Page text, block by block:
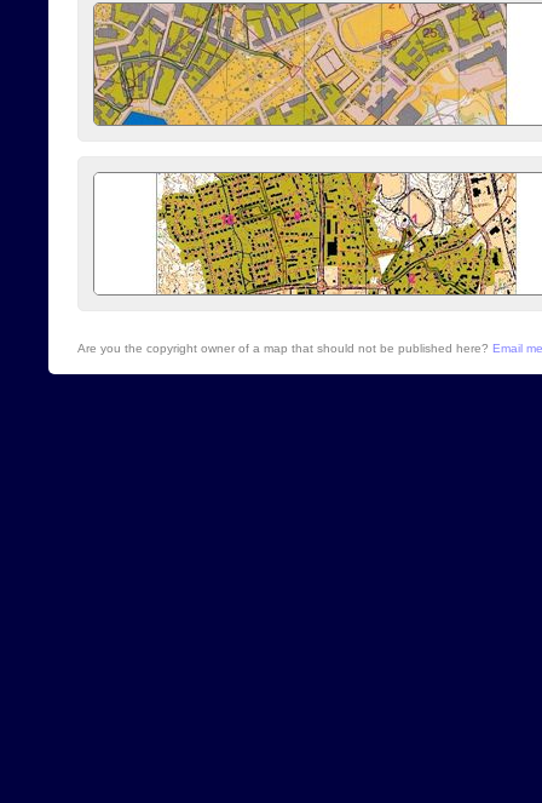
Are you the copyright owner of a map that should not be published here? Email me